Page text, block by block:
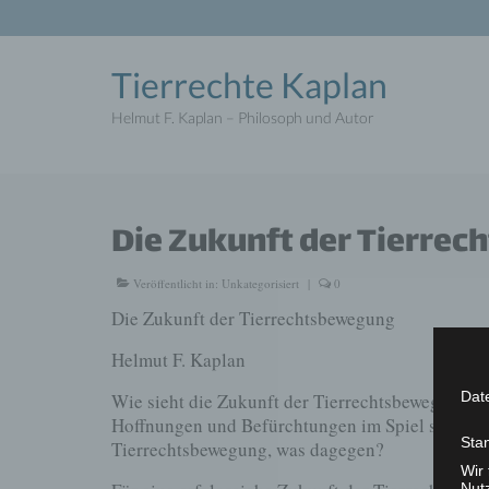
Tierrechte Kaplan
Helmut F. Kaplan – Philosoph und Autor
Die Zukunft der
Veröffentlicht in: Unkategorisiert 0
Die Zukunft der Tierrechtsbewegung
Helmut F. Kaplan
Wie sieht die Zukunft der Tierrechtsbewegung
Hoffnungen und Befürchtungen im Spiel sind,
Tierrechtsbewegung, was dagegen?
Wir